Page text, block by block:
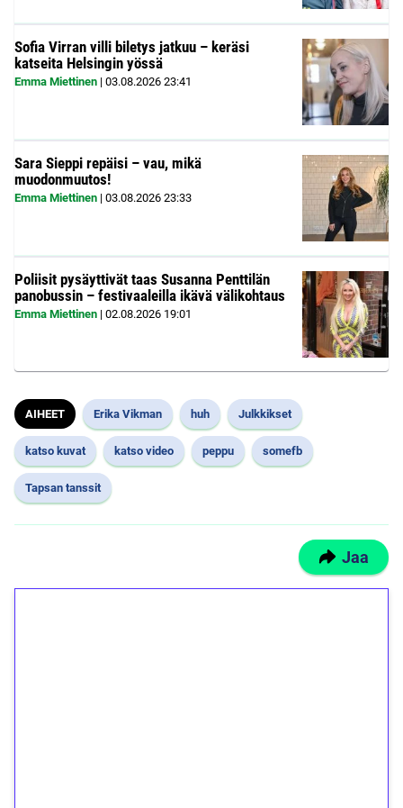
Sofia Virran villi biletys jatkuu – keräsi
katseita Helsingin yössä
Emma Miettinen | 03.08.2026 23:41
Sara Sieppi repäisi – vau, mikä
muodonmuutos!
Emma Miettinen | 03.08.2026 23:33
Poliisit pysäyttivät taas Susanna Penttilän
panobussin – festivaaleilla ikävä välikohtaus
Emma Miettinen | 02.08.2026 19:01
AIHEET Erika Vikman huh Julkkikset
katso kuvat katso video peppu somefb
Tapsan tanssit
Jaa